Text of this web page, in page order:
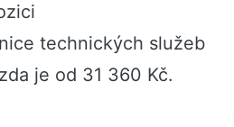
technických služeb
je od 31 360 Kč.